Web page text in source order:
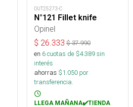
OUT25273-C
N°121 Fillet knife
Opinel
$ 26.333 $37.990
en 6cuotas de $4.389sin
interés
ahorras $1.050 por
transferencia.
LLEGA MAÑANA✔️TIENDA